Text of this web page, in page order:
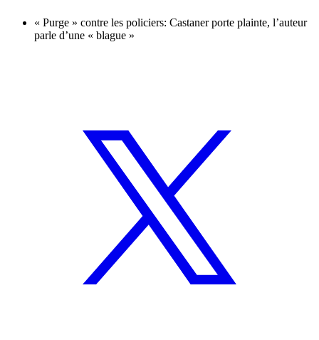
« Purge » contre les policiers: Castaner porte plainte, l’auteur
parle d’une « blague »